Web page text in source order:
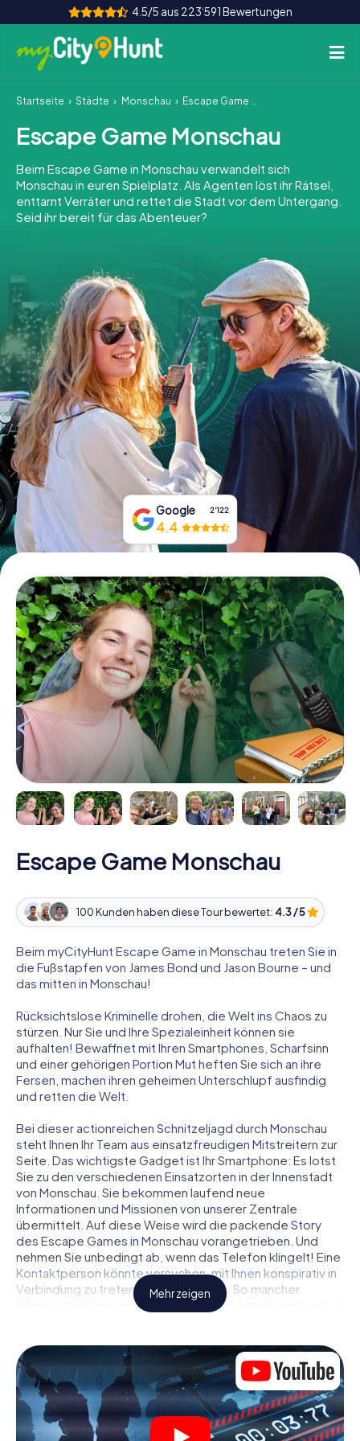
4.5/5 aus 223‘591 Bewertungen
So funktioniert's
Städte
Touren
Teamevent
INT AT CH
DE
ES
FR UK
IE
IT
NL
Tickets buchen
Gutscheine bestellen
Startseite Städte Monschau Escape Game Monschau
Escape Game Monschau
Beim Escape Game in Monschau verwandelt sich
Monschau in euren Spielplatz. Als Agenten löst ihr Rätsel,
enttarnt Verräter und rettet die Stadt vor dem Untergang.
Seid ihr bereit für das Abenteuer?
Google 2‘122
4.4
Escape Game Monschau
100 Kunden haben diese Tour bewertet: 4.3 / 5
Beim myCityHunt Escape Game in Monschau treten Sie in
die Fußstapfen von James Bond und Jason Bourne – und
das mitten in Monschau!
Rücksichtslose Kriminelle drohen, die Welt ins Chaos zu
stürzen. Nur Sie und Ihre Spezialeinheit können sie
aufhalten! Bewaffnet mit Ihren Smartphones, Scharfsinn
und einer gehörigen Portion Mut heften Sie sich an ihre
Fersen, machen ihren geheimen Unterschlupf ausfindig
und retten die Welt.
Bei dieser actionreichen Schnitzeljagd durch Monschau
steht Ihnen Ihr Team aus einsatzfreudigen Mitstreitern zur
Seite. Das wichtigste Gadget ist Ihr Smartphone: Es lotst
Sie zu den verschiedenen Einsatzorten in der Innenstadt
von Monschau. Sie bekommen laufend neue
Informationen und Missionen von unserer Zentrale
übermittelt. Auf diese Weise wird die packende Story
des Escape Games in Monschau vorangetrieben. Und
nehmen Sie unbedingt ab, wenn das Telefon klingelt! Eine
Kontaktperson könnte versuchen, mit Ihnen konspirativ in
Verbindung zu treten … Doch Vorsicht: So mancher
Informant entpuppt sich als dubioser Doppelagent und so
und vor allem: Vertrauen Sie niemandem!
Anders als in einem klassischen Escape Room in Monschau
sind Sie also nicht in ein Zimmer eingesperrt, aus dem Sie
sich in einem vorgegebenen Zeitfenster befreien
müssen. Diese Smartphone Schnitzeljagd erklärt ganz
Mehr zeigen